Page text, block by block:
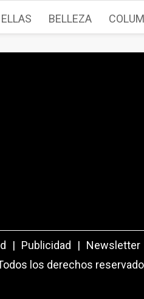
BELLEZA
| Publicidad | Newsletter
los derechos